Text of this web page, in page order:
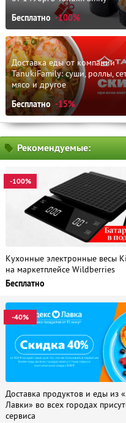
Бесплатно -100%
Доставка еды от компании
TanukiFamily: суши, роллы,
мясо и другое
Бесплатно -15%
Рекомендуемые:
-100%
Кухонные электронные весы
на маркетплейсе Wildberries
Бесплатно
-40%
Доставка продуктов и еды из
Лавки» во всех городах
сервиса